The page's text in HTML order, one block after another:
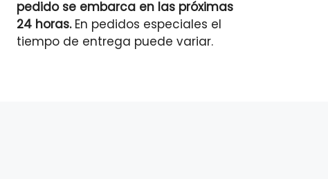
pedido se embarca en las próximas
24 horas.En pedidos especiales el
tiempo de entrega puede variar.